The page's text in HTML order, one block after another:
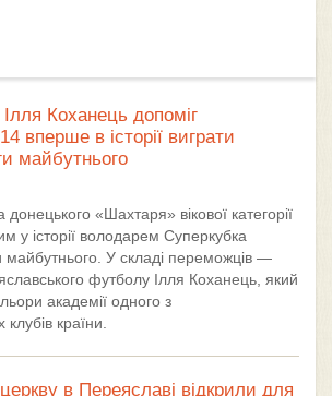
Коханець допоміг
вперше в історії виграти
майбутнього
«Шахтаря» вікової категорії
у історії володарем Суперкубка
майбутнього. У складі переможців —
футболу Ілля Коханець, який
академії одного з
країни.
в Переяславі відкрили для